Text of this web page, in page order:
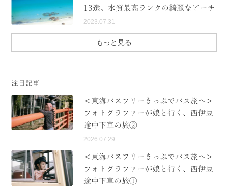
13選。水質最高ランクの綺麗なビーチ
2023.07.31
もっと見る
注目記事
＜東海バスフリーきっぷでバス旅へ＞
フォトグラファーが娘と行く、西伊豆
途中下車の旅②
2026.07.29
＜東海バスフリーきっぷでバス旅へ＞
フォトグラファーが娘と行く、西伊豆
途中下車の旅①